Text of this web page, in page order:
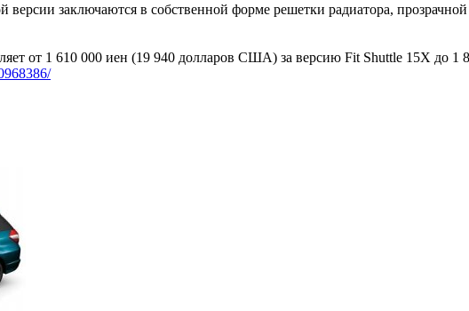
заключаются в собственной форме решетки радиатора,
от 1 610 000 иен (19 940 долларов США) за версию Fit Shuttle 15X до 1